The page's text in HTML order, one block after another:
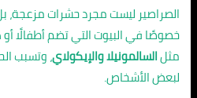
الصراصير ليست مجرد حشرات مزعجة،
خصوصًا في البيوت التي تضم أطفالًا
مثلالسالمونيلا والإيكولاي، وتسبب
لبعض الأشخاص.